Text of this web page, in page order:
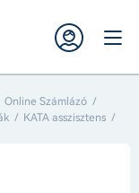
Online Számlázó
KATA asszisztens